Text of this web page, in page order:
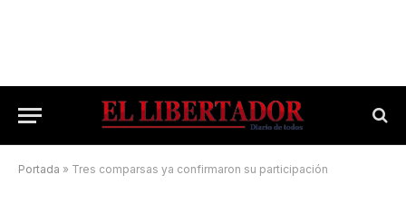
Portada » Tres comparsas ya confirmaron su participación